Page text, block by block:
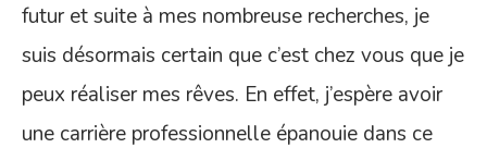
futur et suite à mes nombreuse recherches, je
suis désormais certain que c’est chez vous que je
peux réaliser mes rêves. En effet, j’espère avoir
une carrière professionnelle épanouie dans ce